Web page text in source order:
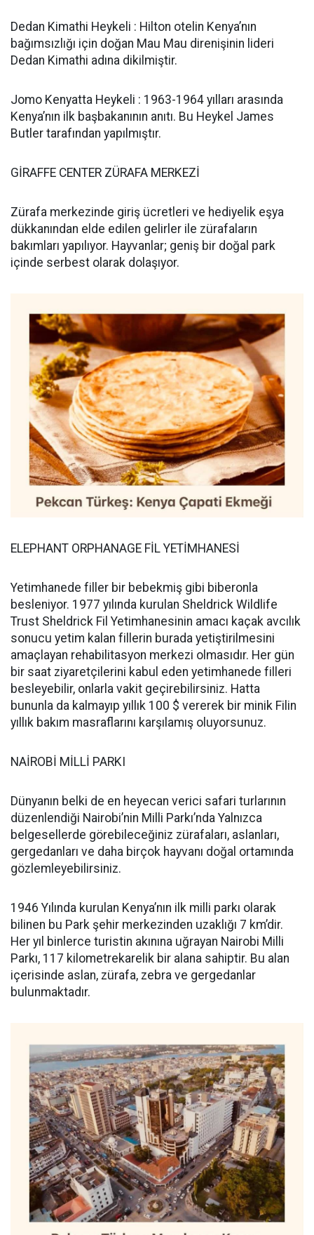
Dedan Kimathi Heykeli : Hilton otelin Kenya’nın
bağımsızlığı için doğan Mau Mau direnişinin lideri
Dedan Kimathi adına dikilmiştir.
Jomo Kenyatta Heykeli : 1963-1964 yılları arasında
Kenya’nın ilk başbakanının anıtı. Bu Heykel James
Butler tarafından yapılmıştır.
GİRAFFE CENTER ZÜRAFA MERKEZİ
Zürafa merkezinde giriş ücretleri ve hediyelik eşya
dükkanından elde edilen gelirler ile zürafaların
bakımları yapılıyor. Hayvanlar; geniş bir doğal park
içinde serbest olarak dolaşıyor.
ELEPHANT ORPHANAGE FİL YETİMHANESİ
Yetimhanede filler bir bebekmiş gibi biberonla
besleniyor. 1977 yılında kurulan Sheldrick Wildlife
Trust Sheldrick Fil Yetimhanesinin amacı kaçak avcılık
sonucu yetim kalan fillerin burada yetiştirilmesini
amaçlayan rehabilitasyon merkezi olmasıdır. Her gün
bir saat ziyaretçilerini kabul eden yetimhanede filleri
besleyebilir, onlarla vakit geçirebilirsiniz. Hatta
bununla da kalmayıp yıllık 100 $ vererek bir minik Filin
yıllık bakım masraflarını karşılamış oluyorsunuz.
NAİROBİ MİLLİ PARKI
Dünyanın belki de en heyecan verici safari turlarının
düzenlendiği Nairobi’nin Milli Parkı’nda Yalnızca
belgesellerde görebileceğiniz zürafaları, aslanları,
gergedanları ve daha birçok hayvanı doğal ortamında
gözlemleyebilirsiniz.
1946 Yılında kurulan Kenya’nın ilk milli parkı olarak
bilinen bu Park şehir merkezinden uzaklığı 7 km’dir.
Her yıl binlerce turistin akınına uğrayan Nairobi Milli
Parkı, 117 kilometrekarelik bir alana sahiptir. Bu alan
içerisinde aslan, zürafa, zebra ve gergedanlar
bulunmaktadır.